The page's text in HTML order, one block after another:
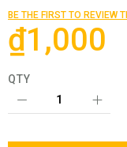
of
the
images
gallery
BE THE FIRST TO REVIEW
₫1,000
QTY